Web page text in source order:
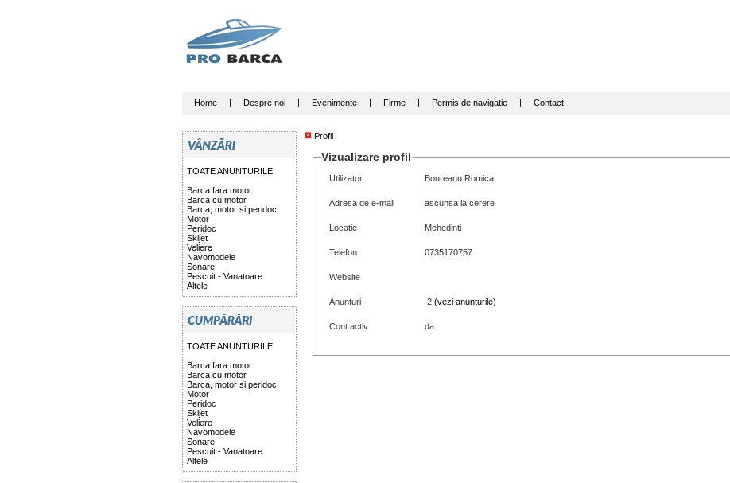
Home| Despre noi| Evenimente| Firme| Permis de navigatie| Contact
TOATE ANUNTURILE
Barca fara motor
Barca cu motor
Barca, motor si peridoc
Motor
Peridoc
Skijet
Veliere
Navomodele
Sonare
Pescuit - Vanatoare
Altele
TOATE ANUNTURILE
Barca fara motor
Barca cu motor
Barca, motor si peridoc
Motor
Peridoc
Skijet
Veliere
Navomodele
Sonare
Pescuit - Vanatoare
Altele
Profil
Vizualizare profil
Utilizator Boureanu Romica
Adresa de e-mail ascunsa la cerere
Locatie Mehedinti
Telefon 0735170757
Website
Anunturi 2 (vezi anunturile)
Cont activ da